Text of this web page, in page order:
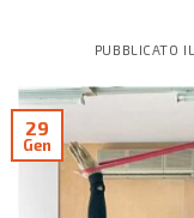
PUBBLICATO IL
29
Gen